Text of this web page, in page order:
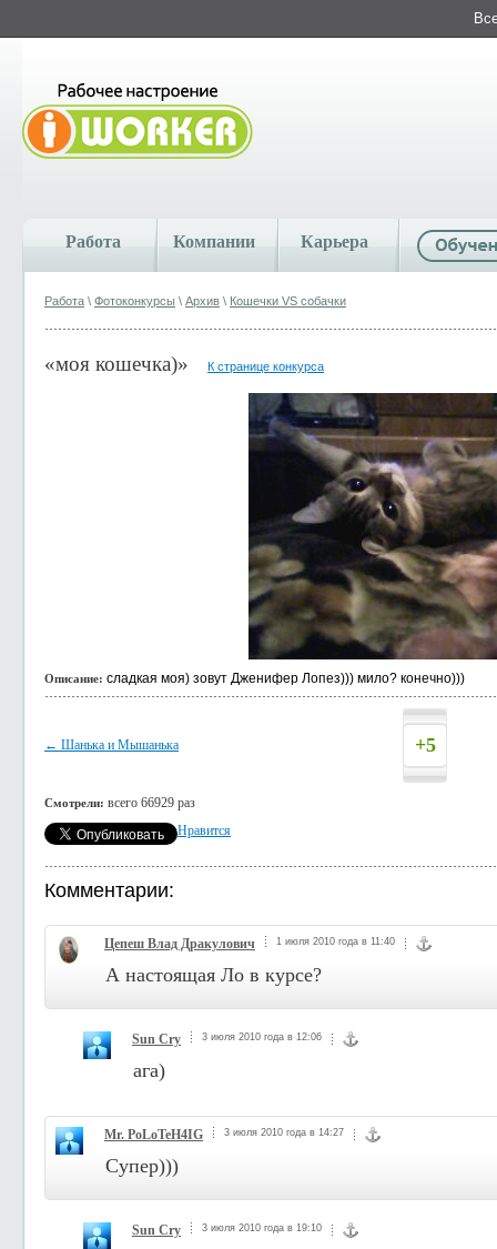
Работа Компании Карьера
Работа \ Фотоконкурсы \ Архив \ Кошечки VS собачки
«моя кошечка)» К странице конкурса
Описание: сладкая моя) зовут Дженифер Лопез))) мило? конечно)))
← Шанька и Мышанька +5
Смотрели: всего 66929 раз
Нравится
Комментарии:
Цепеш Влад Дракулович 1 июля 2010 года в 11:40
А настоящая Ло в курсе?
Sun Cry 3 июля 2010 года в 12:06
ага)
Mr. PoLoTeH4IG 3 июля 2010 года в 14:27
Супер)))
Sun Cry 3 июля 2010 года в 19:10